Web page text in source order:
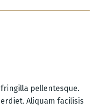
pellentesque.
Aliquam facilisis